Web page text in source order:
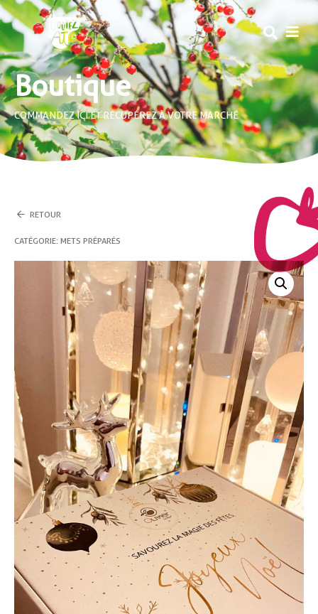
Boutique
COMMANDEZ ICI ET RÉCUPÉREZ À VOTRE MARCHÉ
RETOUR
CATÉGORIE :METS PRÉPARÉS